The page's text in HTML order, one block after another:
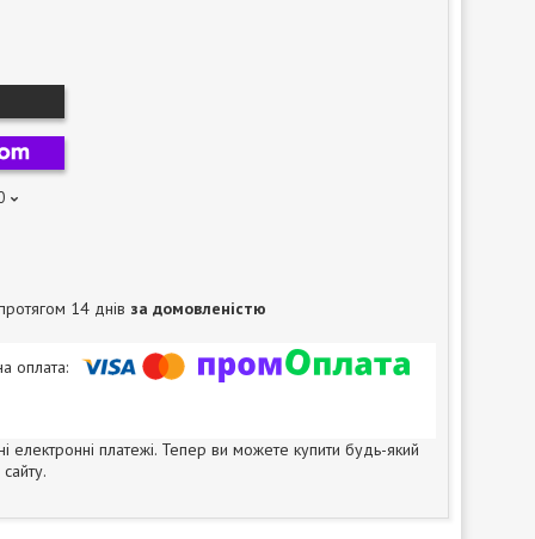
14 днів за домовленістю
електронні платежі. Тепер ви можете купити будь-який